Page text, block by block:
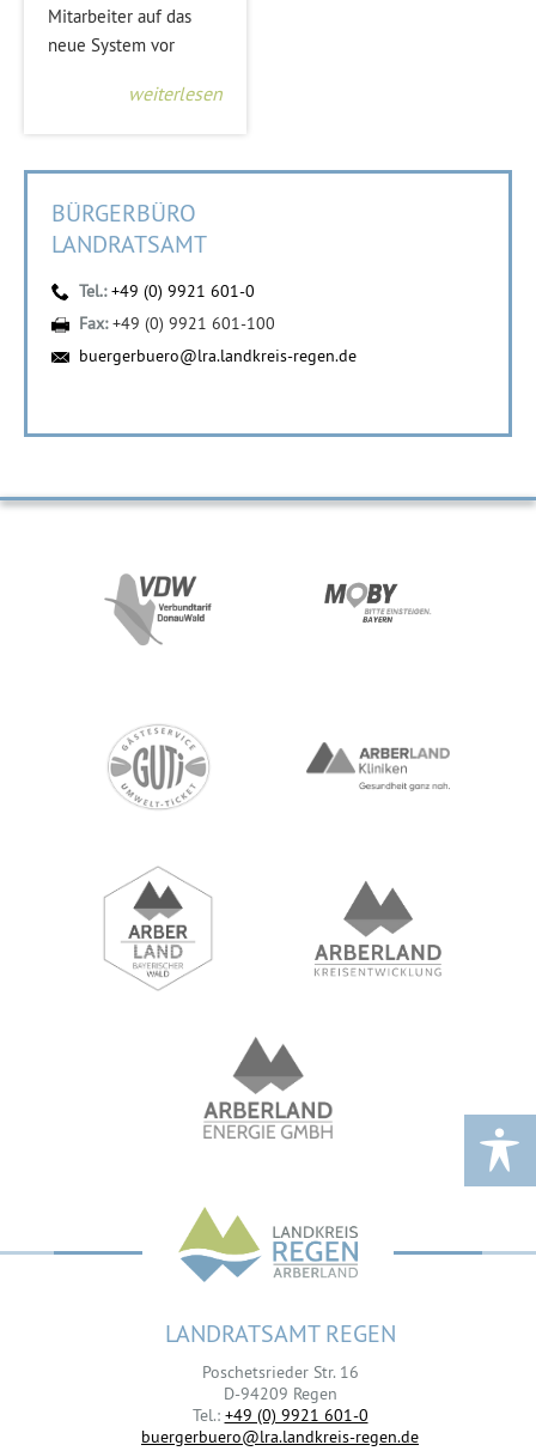
Mitarbeiter auf das
neue System vor
weiterlesen
BÜRGERBÜRO
LANDRATSAMT
Tel.:+49 (0) 9921 601-0
Fax:+49 (0) 9921 601-100
buergerbuero@lra.landkreis-regen.de
LANDRATSAMT REGEN
Poschetsrieder Str. 16
D-94209 Regen
Tel.: +49 (0) 9921 601-0
buergerbuero@lra.landkreis-regen.de